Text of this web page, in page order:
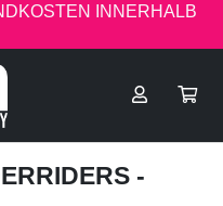
INNERHALB
-